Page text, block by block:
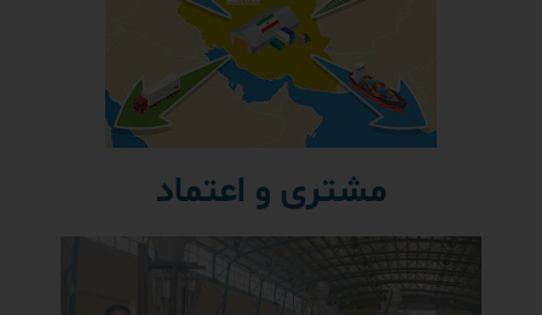
مشتری و اعتماد